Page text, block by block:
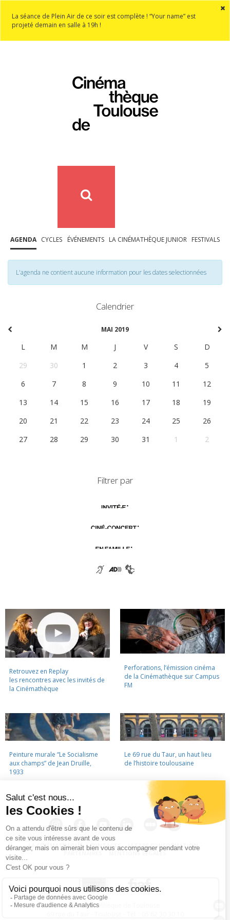
La séance de Plein Air de ce soir est complète ! “Your name” est
projeté demain en salle à 19h !
AGENDA CYCLES ÉVÉNEMENTS LA CINÉMATHÈQUE JUNIOR FESTIVALS
L'agenda ne contient aucune information pour les dates selectionnées
Calendrier
MAI 2019
L M M J V S
D
29
30 1 2 3 4
5
6
7 8 9 10 11
12
13
14 15 16 17 18
19
20
21 22 23 24 25
26
27
28 29 30 31 1 2
Filtrer par
Retrouvez en Replay
les rencontres avec les invités de
la Cinémathèque
Perforations, l’émission cinéma
de la Cinémathèque sur Campus
FM
Peinture murale “Le Socialisme
aux champs” de Jean Druille,
1933
Le 69 rue du Taur, un haut lieu
de l’histoire toulousaine
LA CINÉMATHÈQUE CONTACTS · LETTRE D'INFORMATION
PARTENAIRES · MENTIONS LÉGALES
La Cinémathèque de Toulouse